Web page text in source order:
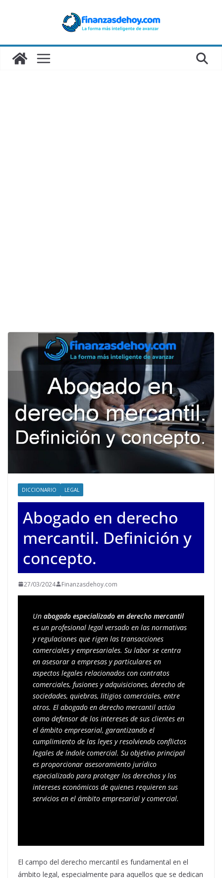
DICCIONARIO LEGAL
Abogado en derecho
mercantil. Definición y
concepto.
27/03/2024 Finanzasdehoy.com
Un abogado especializado en derecho mercantil
es un profesional legal versado en las normativas
y regulaciones que rigen las transacciones
comerciales y empresariales. Su labor se centra
en asesorar a empresas y particulares en
aspectos legales relacionados con contratos
comerciales, fusiones y adquisiciones, derecho de
sociedades, quiebras, litigios comerciales, entre
otros. El abogado en derecho mercantil actúa
como defensor de los intereses de sus clientes en
el ámbito empresarial, garantizando el
cumplimiento de las leyes y resolviendo conflictos
legales de índole comercial. Su objetivo principal
es proporcionar asesoramiento jurídico
especializado para proteger los derechos y los
intereses económicos de quienes requieren sus
servicios en el ámbito empresarial y comercial.
El campo del derecho mercantil es fundamental en el
ámbito legal, especialmente para aquellos que se dedican